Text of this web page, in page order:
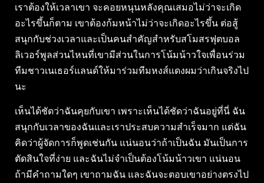
เราต้องให้เวลาเขา จะคอยหนุนหลังคุณเสมอไม่ว่าจะเกิด
อะไรขึ้นก็ตาม เขาต้องก้มหน้าไม่ว่าจะเกิดอะไรขึ้น ต่อสู้
สนุกกับช่วงเวลาและเป็นคนสำคัญสำหรับสโมสรฟุตบอล
ลิเวอร์พูลส่วนไหนที่เขามีส่วนในการโน้มน้าวใจเพื่อนร่วม
ทีมชาวเนเธอร์แลนด์ให้มาร่วมทีมหงส์แดงผมว่าเกินจริงไป
นะ
เห็นได้ชัดว่าฉันคุยกับเขา เพราะเห็นได้ชัดว่าฉันอยู่ที่นี่ ฉัน
สนุกกับเวลาของฉันและเราประสบความสำเร็จมาก แต่ฉัน
คิดว่าผู้จัดการก็พูดเช่นกัน แน่นอนว่าถ้าเป็นฉัน มันเป็นการ
ตัดสินใจที่ง่าย และฉันไม่จำเป็นต้องโน้มน้าวเขา แน่นอน
ถ้ามีคำถามใดๆ เขาถามฉัน และฉันจะตอบเขาอย่างตรงไป